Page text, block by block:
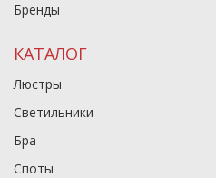
Бренды
КАТАЛОГ
Люстры
Светильники
Бра
Споты